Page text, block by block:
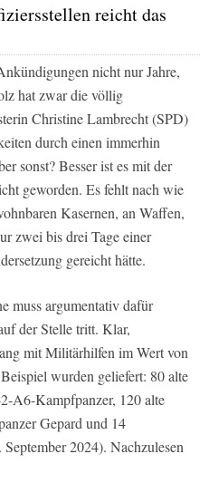
reicht das
nicht nur Jahre,
hat zwar die völlig
Christine Lambrecht (SPD)
durch einen immerhin
sonst? Besser ist es mit der
geworden. Es fehlt nach wie
Kasernen, an Waffen,
zwei bis drei Tage einer
gereicht hätte.
muss argumentativ dafür
der Stelle tritt. Klar,
mit Militärhilfen im Wert von
wurden geliefert: 80 alte
A6-Kampfpanzer, 120 alte
Gepard und 14
2024). Nachzulesen